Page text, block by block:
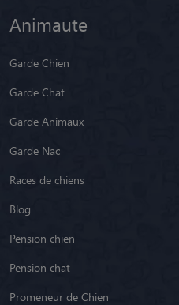
Animaute
Garde Chien
Garde Chat
Garde Animaux
Garde Nac
Races de chiens
Blog
Pension chien
Pension chat
Promeneur de Chien